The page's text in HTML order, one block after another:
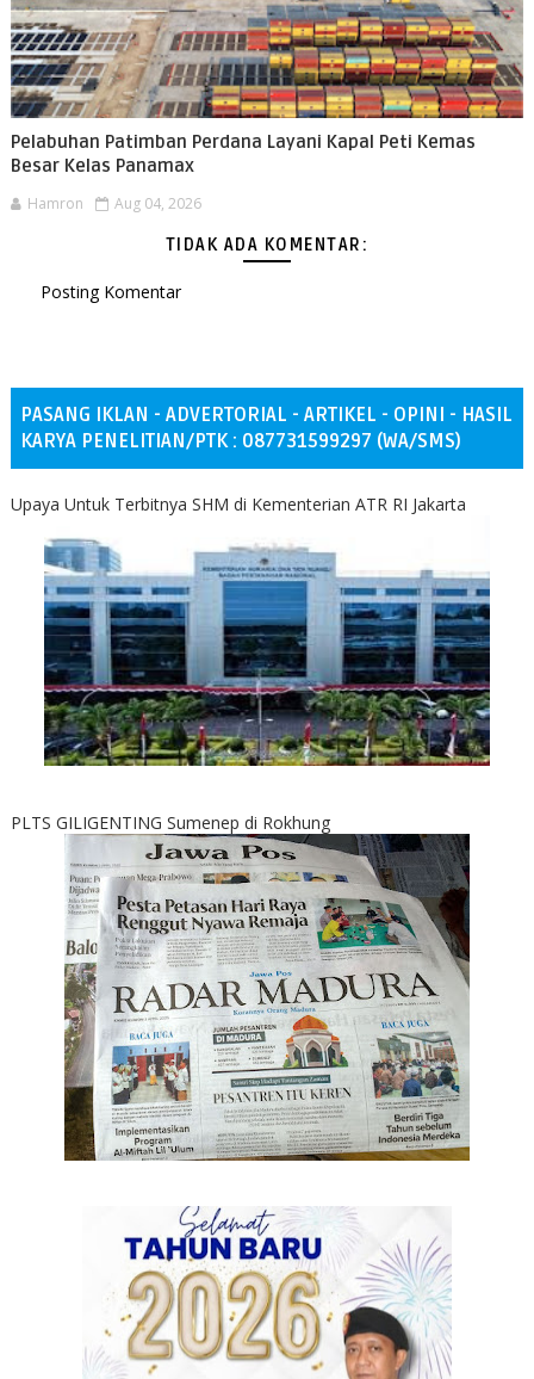
Pelabuhan Patimban Perdana Layani Kapal Peti Kemas
Besar Kelas Panamax
Hamron Aug 04, 2026
TIDAK ADA KOMENTAR:
Posting Komentar
PASANG IKLAN - ADVERTORIAL - ARTIKEL - OPINI - HASIL
KARYA PENELITIAN/PTK : 087731599297 (WA/SMS)
Upaya Untuk Terbitnya SHM di Kementerian ATR RI Jakarta
PLTS GILIGENTING Sumenep di Rokhung